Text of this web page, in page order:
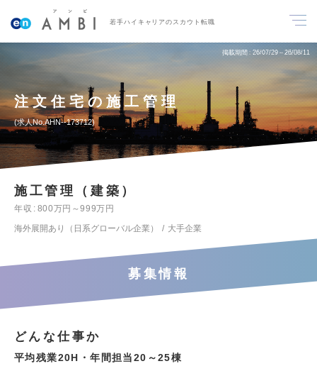
若手ハイキャリアのスカウト転職
掲載期間 26/07/29～26/08/11
注文住宅の施工管理
求人No.AHN--173712
施工管理（建築）
年収
800万円～999万円
海外展開あり（日系グローバル企業）
大手企業
募集情報
どんな仕事か
平均残業20H・年間担当20～25棟